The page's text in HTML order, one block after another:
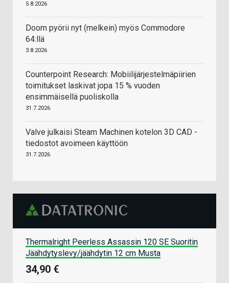
5.8.2026
Doom pyörii nyt (melkein) myös Commodore
64:llä
3.8.2026
Counterpoint Research: Mobiilijärjestelmäpiirien
toimitukset laskivat jopa 15 % vuoden
ensimmäisellä puoliskolla
31.7.2026
Valve julkaisi Steam Machinen kotelon 3D CAD -
tiedostot avoimeen käyttöön
31.7.2026
Thermalright Peerless Assassin 120 SE Suoritin
Jäähdytyslevy/jäähdytin 12 cm Musta
34,90 €